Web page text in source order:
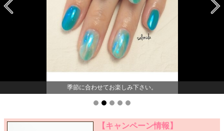
季節に合わせてお楽しみ下さい。
【キャンペーン情報】